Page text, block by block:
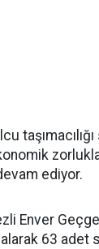
ediyor.
Enver
63 adet